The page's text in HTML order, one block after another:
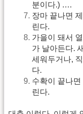
분이다.) ….
장마 끝나면
린다.
가을이 돼서
가 날아든다.
세워두거나,
다.
수확이 끝나
린다.